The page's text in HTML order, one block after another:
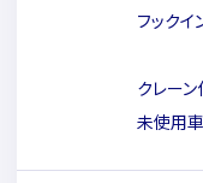
フックイ
クレーン
未使用